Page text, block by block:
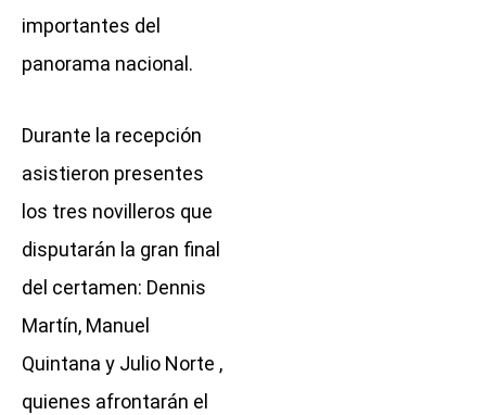
importantes del
panorama nacional.
Durante la recepción
asistieron presentes
los tres novilleros que
disputarán la gran final
del certamen: Dennis
Martín, Manuel
Quintana y Julio Norte ,
quienes afrontarán el